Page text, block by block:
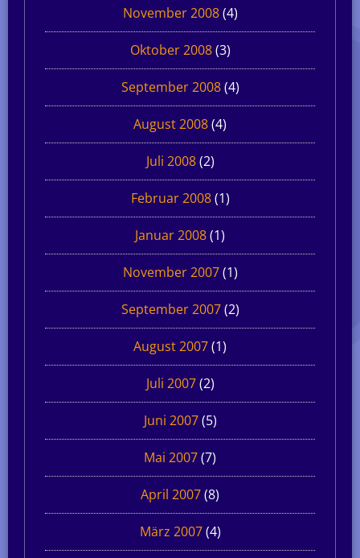
November 2008(4)
Oktober 2008(3)
September 2008(4)
August 2008(4)
Juli 2008(2)
Februar 2008(1)
Januar 2008(1)
November 2007(1)
September 2007(2)
August 2007(1)
Juli 2007(2)
Juni 2007(5)
Mai 2007(7)
April 2007(8)
März 2007(4)